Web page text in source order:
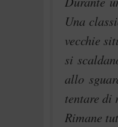
Una
vecchie
si
allo
tentare di
Rimane